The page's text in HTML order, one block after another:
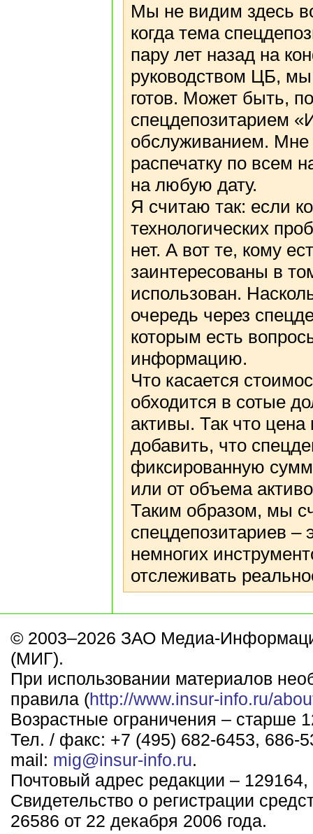
Мы не видим здесь
когда тема
пару лет назад на
руководством ЦБ, мы
готов. Может быть,
спецдепозитарием
обслуживанием. Мне
распечатку по всем
на любую дату.
Я считаю так: если
технологических
нет. А вот те, кому
заинтересованы в
использован.
очередь через
которым есть
информацию.
Что касается
обходится в сотые
активы. Так что
добавить, что
фиксированную
или от объема
Таким образом, мы
спецдепозитариев –
немногих
отслеживать
© 2003–2026 ЗАО Медиа-
(МИГ).
При использовании материалов
правила (http://www.insur-info.ru/
Возрастные ограничения – старше
Тел. / факс: +7 (495) 682-6453, 686-
mail: mig@insur-info.ru.
Почтовый адрес редакции –
Свидетельство о регистрации
26586 от 22 декабря 2006 года.